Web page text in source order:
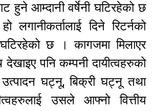
हुने आम्दानी वर्षेनी घटिरहेको छ
लगानीकर्तालाई दिने रिटर्नको
छ । कागजमा मिलाएर
देखाइए पनि कम्पनी दायीत्वहरुको
घट्नू, बिक्री घट्नू तथा
उसले आफ्नो वित्तीय